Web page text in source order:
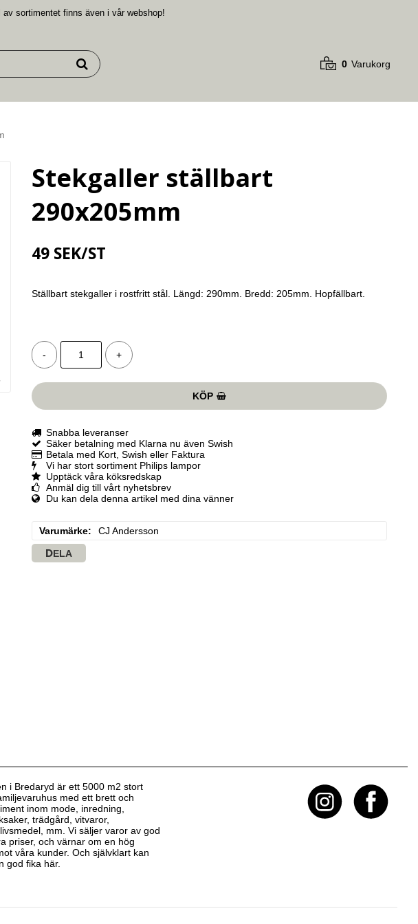
av sortimentet finns även i vår webshop!
0 Varukorg
Stekgaller ställbart
290x205mm
49 SEK/ST
Ställbart stekgaller i rostfritt stål. Längd: 290mm. Bredd: 205mm. Hopfällbart.
- +
KÖP
Snabba leveranser
Säker betalning med Klarna nu även Swish
Betala med Kort, Swish eller Faktura
Vi har stort sortiment Philips lampor
Upptäck våra köksredskap
Anmäl dig till vårt nyhetsbrev
Du kan dela denna artikel med dina vänner
Varumärke CJ Andersson
DELA
i Bredaryd är ett 5000 m2 stort
med ett brett och
inom mode, inredning,
trädgård, vitvaror,
mm. Vi säljer varor av god
priser, och värnar om en hög
våra kunder. Och självklart kan
god fika här.